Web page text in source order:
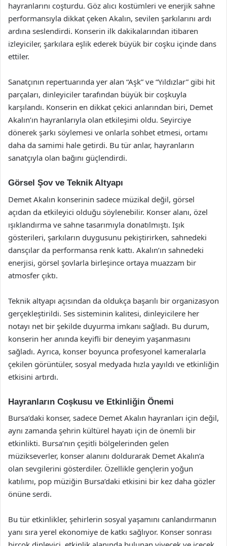
hayranlarını coşturdu. Göz alıcı kostümleri ve enerjik sahne
performansıyla dikkat çeken Akalın, sevilen şarkılarını ardı
ardına seslendirdi. Konserin ilk dakikalarından itibaren
izleyiciler, şarkılara eşlik ederek büyük bir coşku içinde dans
ettiler.
Sanatçının repertuarında yer alan “Aşk” ve “Yıldızlar” gibi hit
parçaları, dinleyiciler tarafından büyük bir coşkuyla
karşılandı. Konserin en dikkat çekici anlarından biri, Demet
Akalın’ın hayranlarıyla olan etkileşimi oldu. Seyirciye
dönerek şarkı söylemesi ve onlarla sohbet etmesi, ortamı
daha da samimi hale getirdi. Bu tür anlar, hayranların
sanatçıyla olan bağını güçlendirdi.
Görsel Şov ve Teknik Altyapı
Demet Akalın konserinin sadece müzikal değil, görsel
açıdan da etkileyici olduğu söylenebilir. Konser alanı, özel
ışıklandırma ve sahne tasarımıyla donatılmıştı. Işık
gösterileri, şarkıların duygusunu pekiştirirken, sahnedeki
dansçılar da performansa renk kattı. Akalın’ın sahnedeki
enerjisi, görsel şovlarla birleşince ortaya muazzam bir
atmosfer çıktı.
Teknik altyapı açısından da oldukça başarılı bir organizasyon
gerçekleştirildi. Ses sisteminin kalitesi, dinleyicilere her
notayı net bir şekilde duyurma imkanı sağladı. Bu durum,
konserin her anında keyifli bir deneyim yaşanmasını
sağladı. Ayrıca, konser boyunca profesyonel kameralarla
çekilen görüntüler, sosyal medyada hızla yayıldı ve etkinliğin
etkisini artırdı.
Hayranların Coşkusu ve Etkinliğin Önemi
Bursa’daki konser, sadece Demet Akalın hayranları için değil,
aynı zamanda şehrin kültürel hayatı için de önemli bir
etkinlikti. Bursa’nın çeşitli bölgelerinden gelen
müzikseverler, konser alanını doldurarak Demet Akalın’a
olan sevgilerini gösterdiler. Özellikle gençlerin yoğun
katılımı, pop müziğin Bursa’daki etkisini bir kez daha gözler
önüne serdi.
Bu tür etkinlikler, şehirlerin sosyal yaşamını canlandırmanın
yanı sıra yerel ekonomiye de katkı sağlıyor. Konser sonrası